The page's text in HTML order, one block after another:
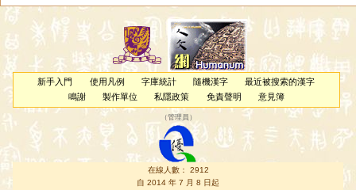
新手入門 使用凡例 字庫統計 隨機漢字
最近被搜索的漢字
鳴謝
製作單位 私隱政策 免責聲明 意見簿
（管理員 ）
在線人數： 2912
自 2014 年 7 月 8 日起